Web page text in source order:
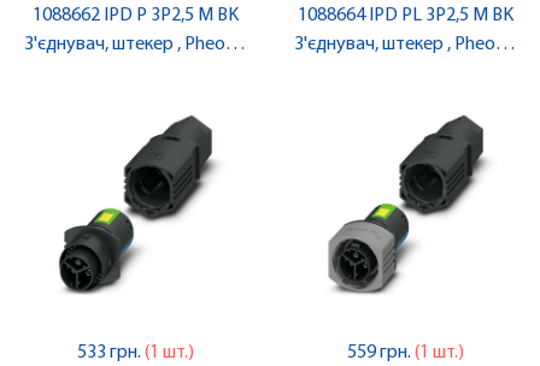
1088662 IPD P 3P2,5 M BK
З'єднувач, штекер , Pheonix
533 грн. (1 шт.)
1088664 IPD PL 3P2,5 M BK
З'єднувач, штекер , Pheonix
559 грн. (1 шт.)